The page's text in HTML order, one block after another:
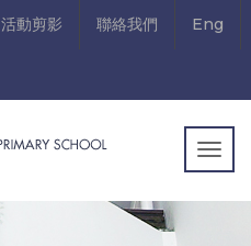
活動剪影 聯絡我們 Eng